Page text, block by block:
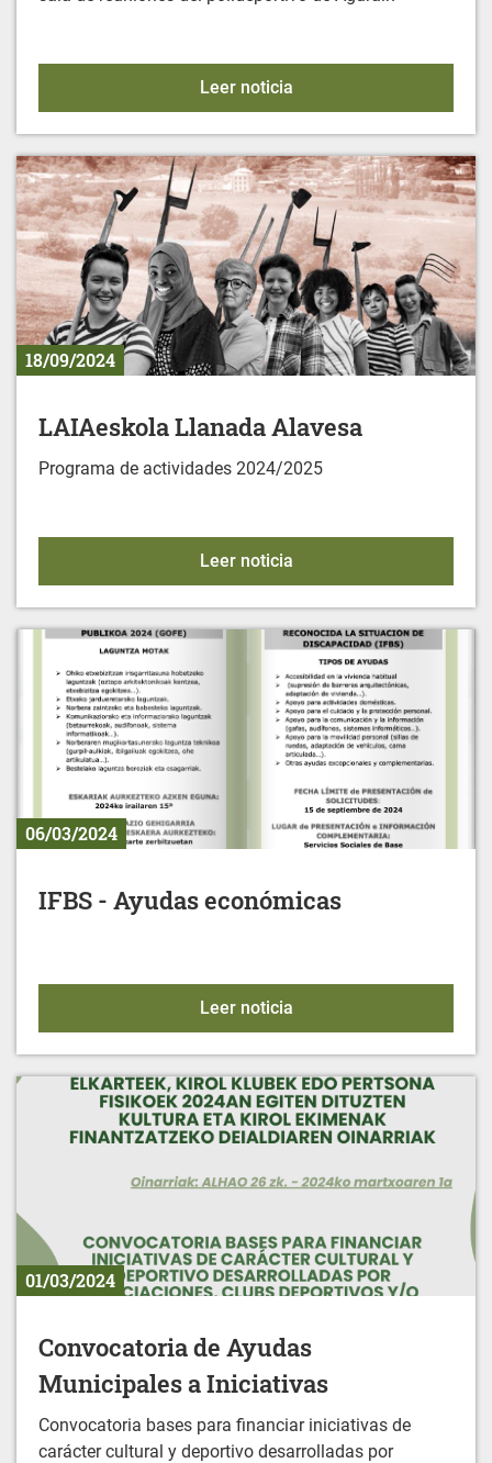
Leer noticiaCONTRA EL CÁNCER:
18/09/2024
LAIAeskola Llanada Alavesa
Programa de actividades 2024/2025
Leer noticiaLAIAeskola Llanada
06/03/2024
IFBS - Ayudas económicas
Leer noticiaIFBS - Ayudas
01/03/2024
Convocatoria de Ayudas
Municipales a Iniciativas
Convocatoria bases para financiar iniciativas de
carácter cultural y deportivo desarrolladas por